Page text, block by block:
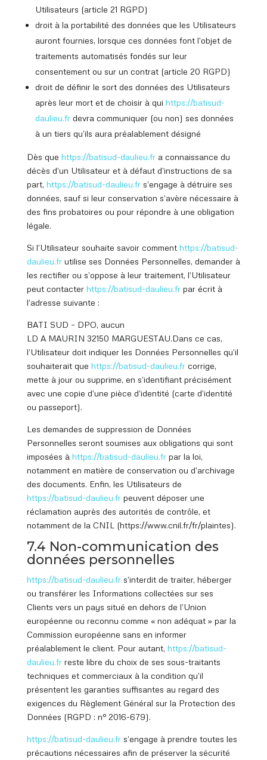
Utilisateurs (article 21 RGPD)
droit à la portabilité des données que les Utilisateurs
auront fournies, lorsque ces données font l’objet de
traitements automatisés fondés sur leur
consentement ou sur un contrat (article 20 RGPD)
droit de définir le sort des données des Utilisateurs
après leur mort et de choisir à qui https://batisud-
daulieu.frdevra communiquer (ou non) ses données
à un tiers qu’ils aura préalablement désigné
Dès que https://batisud-daulieu.fra connaissance du
décès d’un Utilisateur et à défaut d’instructions de sa
part, https://batisud-daulieu.frs’engage à détruire ses
données, sauf si leur conservation s’avère nécessaire à
des fins probatoires ou pour répondre à une obligation
légale.
Si l’Utilisateur souhaite savoir comment https://batisud-
daulieu.frutilise ses Données Personnelles, demander à
les rectifier ou s’oppose à leur traitement, l’Utilisateur
peut contacter https://batisud-daulieu.frpar écrit à
l’adresse suivante :
BATI SUD – DPO, aucun
LD A MAURIN 32150 MARGUESTAU.Dans ce cas,
l’Utilisateur doit indiquer les Données Personnelles qu’il
souhaiterait que https://batisud-daulieu.frcorrige,
mette à jour ou supprime, en s’identifiant précisément
avec une copie d’une pièce d’identité (carte d’identité
ou passeport).
Les demandes de suppression de Données
Personnelles seront soumises aux obligations qui sont
imposées à https://batisud-daulieu.frpar la loi,
notamment en matière de conservation ou d’archivage
des documents. Enfin, les Utilisateurs de
https://batisud-daulieu.frpeuvent déposer une
réclamation auprès des autorités de contrôle, et
notamment de la CNIL (https://www.cnil.fr/fr/plaintes).
7.4 Non-communication des
données personnelles
https://batisud-daulieu.frs’interdit de traiter, héberger
ou transférer les Informations collectées sur ses
Clients vers un pays situé en dehors de l’Union
européenne ou reconnu comme « non adéquat » par la
Commission européenne sans en informer
préalablement le client. Pour autant, https://batisud-
daulieu.frreste libre du choix de ses sous-traitants
techniques et commerciaux à la condition qu’il
présentent les garanties suffisantes au regard des
exigences du Règlement Général sur la Protection des
Données (RGPD : n° 2016-679).
https://batisud-daulieu.frs’engage à prendre toutes les
précautions nécessaires afin de préserver la sécurité